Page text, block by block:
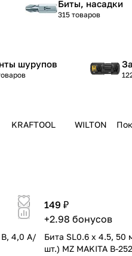
Биты, насадки
315 товаров
шурупов
KRAFTOOL WILTON
4,0 А/
149 ₽
+2.98 бонусов
Бита SL0.6 х 4.5, 50
шт.) MZ MAKITA B-